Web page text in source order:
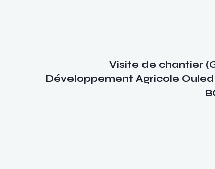
Visite de chantier
Développement Agricole Ouled